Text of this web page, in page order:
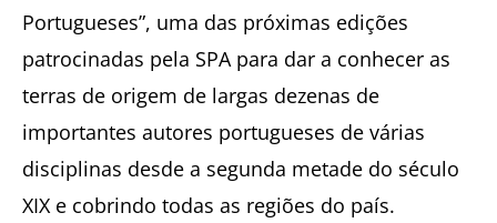
Portugueses”, uma das próximas edições
patrocinadas pela SPA para dar a conhecer as
terras de origem de largas dezenas de
importantes autores portugueses de várias
disciplinas desde a segunda metade do século
XIX e cobrindo todas as regiões do país.